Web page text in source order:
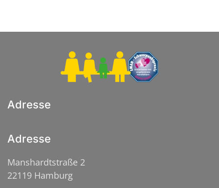
Adresse
Adresse
Manshardtstraße 2
22119 Hamburg